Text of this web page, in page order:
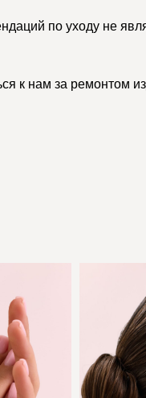
по уходу не
к нам за ремонтом